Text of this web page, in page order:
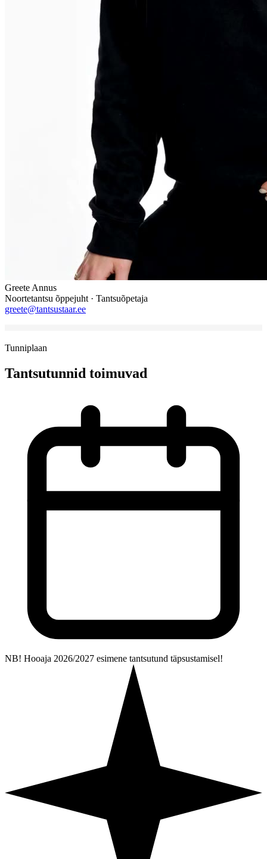
Greete Annus
Noortetantsu õppejuht · Tantsuõpetaja
greete@tantsustaar.ee
Tunniplaan
Tantsutunnid toimuvad
NB! Hooaja 2026/2027 esimene tantsutund täpsustamisel!